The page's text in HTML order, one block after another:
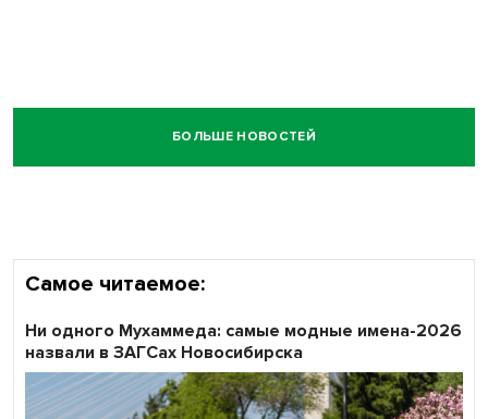
БОЛЬШЕ НОВОСТЕЙ
Самое читаемое:
Ни одного Мухаммеда: самые модные имена-2026
назвали в ЗАГСах Новосибирска